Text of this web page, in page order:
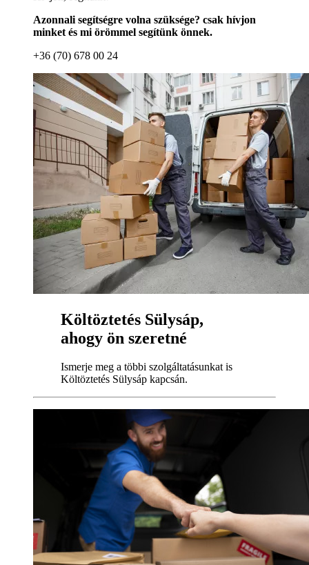
Azonnali segítségre volna szüksége? csak hívjon
minket és mi örömmel segítünk önnek.
+36 (70) 678 00 24
Költöztetés Sülysáp,
ahogy ön szeretné
Ismerje meg a többi szolgáltatásunkat is
Költöztetés Sülysáp kapcsán.